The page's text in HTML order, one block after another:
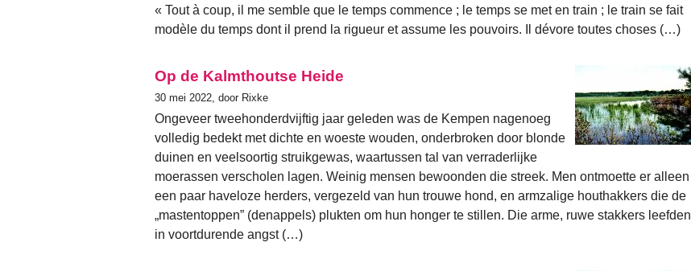
« Tout à coup, il me semble que le temps commence ; le temps se met en train ; le train se fait
modèle du temps dont il prend la rigueur et assume les pouvoirs. Il dévore toutes choses (…)
Op de Kalmthoutse Heide
30 mei 2022, door Rixke
Ongeveer tweehonderdvijftig jaar geleden was de Kempen nagenoeg
volledig bedekt met dichte en woeste wouden, onderbroken door blonde
duinen en veelsoortig struikgewas, waartussen tal van verraderlijke
moerassen verscholen lagen. Weinig mensen bewoonden die streek. Men ontmoette er alleen
een paar haveloze herders, vergezeld van hun trouwe hond, en armzalige houthakkers die de
„mastentoppen” (denappels) plukten om hun honger te stillen. Die arme, ruwe stakkers leefden
in voortdurende angst (…)